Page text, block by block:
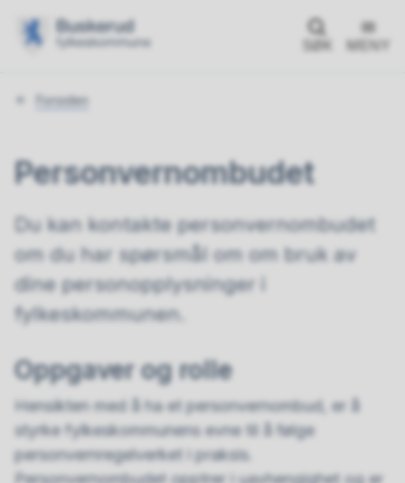
SØK MENY
Du
Forsiden
Personvernombudet
Du kan kontakte personvernombudet
om du har spørsmål om om bruk av
dine personopplysninger i
fylkeskommunen.
Oppgaver og rolle
Hensikten med å ha et personvernombud, er å
styrke fylkeskommunens evne til å følge
personvernregelverket i praksis.
Personvernombudet opptrer i uavhengighet og er